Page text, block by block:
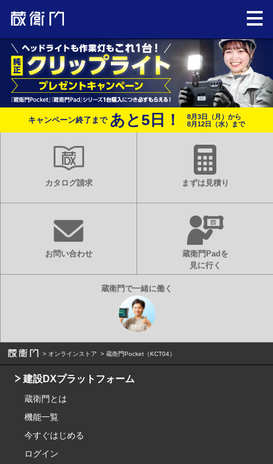
キャンペーン終了まで あと5 日！
8月3日（月）から
8月12日（水）まで
カタログ請求 まずは見積り
お問い合わせ
蔵衛門Padを
見に行く
オンラインストア 蔵衛門Pocket（KCT04）
建設DXプラットフォーム
蔵衛門とは
機能一覧
今すぐはじめる
ログイン